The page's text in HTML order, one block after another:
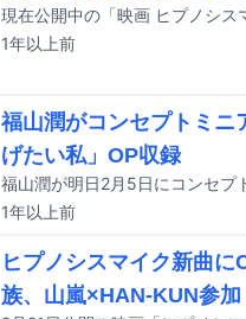
1年以上前
福山潤がコンセプトミ
げたい私」OP収録
福山潤が明日2月5日にコンセプ
1年以上前
ヒプノシスマイク新曲
族、山嵐×HAN-KUN参加